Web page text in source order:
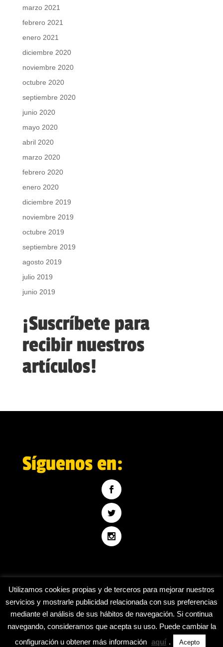
marzo 2021
febrero 2021
enero 2021
diciembre 2020
noviembre 2020
octubre 2020
septiembre 2020
junio 2020
mayo 2020
abril 2020
marzo 2020
febrero 2020
enero 2020
diciembre 2019
noviembre 2019
octubre 2019
septiembre 2019
agosto 2019
julio 2019
junio 2019
¡Suscríbete para
recibir nuestros
artículos!
Síguenos en:
Inicio Blog Contáctanos
Utilizamos cookies propias y de terceros para mejorar nuestros
servicios y mostrarle publicidad relacionada con sus preferencias
mediante el análisis de sus hábitos de navegación. Si continua
navegando, consideramos que acepta su uso. Puede cambiar la
configuración u obtener más información aquí . Acepto